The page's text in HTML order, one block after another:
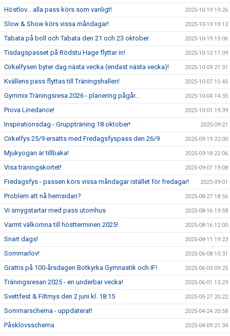
Höstlov... alla pass körs som vanligt! 2025-10-19 19:26
Slow & Show körs vissa måndagar! 2025-10-19 19:12
Tabata på boll och Tabata den 21 och 23 oktober 2025-10-19 19:06
Tisdagspasset på Rödstu Hage flyttar in! 2025-10-12 17:09
Cirkelfysen byter dag nästa vecka (endast nästa vecka)! 2025-10-09 21:31
Kvällens pass flyttas till Träningshallen! 2025-10-07 15:45
Gymmix Träningsresa 2026 - planering pågår... 2025-10-04 14:35
Prova Linedance! 2025-10-01 19:39
Inspirationsdag - Gruppträning 18 oktober! 2025-09-21
Cirkelfys 25/9 ersätts med Fredagsfyspass den 26/9 2025-09-19 22:00
Mjukyogan är tillbaka! 2025-09-18 22:06
Visa träningskortet! 2025-09-07 19:08
Fredagsfys - passen körs vissa måndagar istället för fredagar! 2025-09-01
Problem att nå hemsidan? 2025-08-27 18:56
Vi smygstartar med pass utomhus 2025-08-16 19:58
Varmt välkomna till höstterminen 2025! 2025-08-16 12:00
Snart dags! 2025-08-11 19:23
Sommarlov! 2025-06-08 10:31
Grattis på 100-årsdagen Botkyrka Gymnastik och IF! 2025-06-03 09:25
Träningsresan 2025 - en underbar vecka! 2025-06-01 13:29
Svettfest & Filtmys den 2 juni kl. 18:15 2025-05-27 20:22
Sommarschema - uppdaterat! 2025-04-24 20:58
Påsklovsschema 2025-04-09 21:34